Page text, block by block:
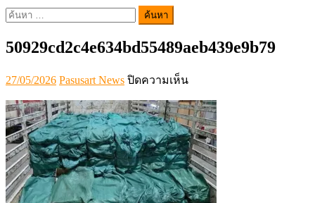
ค้นหา
50929cd2c4e634bd55489aeb439e9b79
Posted
on
27/05/2026 Author
Pasusart News ปิดความเห็นบน